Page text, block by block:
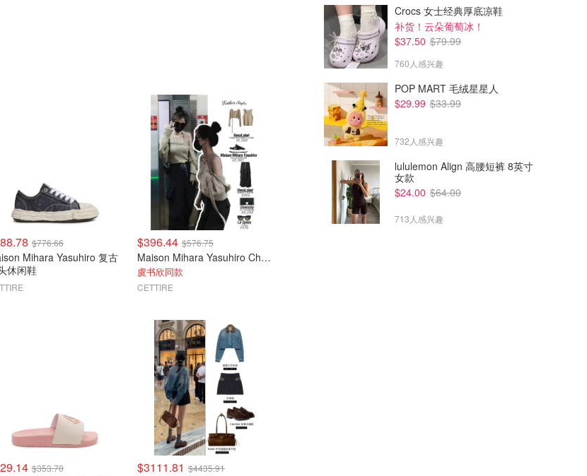
$776.66
Mihara Yasuhiro 复古
休闲鞋
$396.44 $576.75
Maison Mihara Yasuhiro Charles 系带休闲鞋
虞书欣同款
CETTIRE
$353.70 $3111.81 $4435.91
Crocs 女士经典厚底凉鞋
补货！云朵葡萄冰！
$37.50 $79.99
760人感兴趣
POP MART 毛绒星星人
$29.99 $33.99
732人感兴趣
lululemon Align 高腰短裤 8英寸
女款
$24.00 $64.00
713人感兴趣